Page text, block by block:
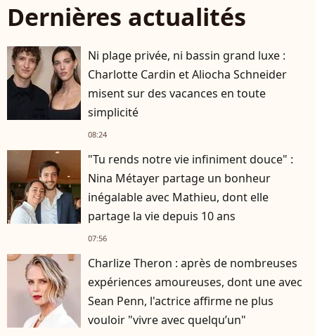
Dernières actualités
Ni plage privée, ni bassin grand luxe :
Charlotte Cardin et Aliocha Schneider
misent sur des vacances en toute
simplicité
08:24
"Tu rends notre vie infiniment douce" :
Nina Métayer partage un bonheur
inégalable avec Mathieu, dont elle
partage la vie depuis 10 ans
07:56
Charlize Theron : après de nombreuses
expériences amoureuses, dont une avec
Sean Penn, l'actrice affirme ne plus
vouloir "vivre avec quelqu’un"